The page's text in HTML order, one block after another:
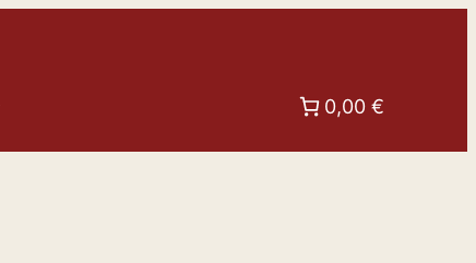
0,00 €